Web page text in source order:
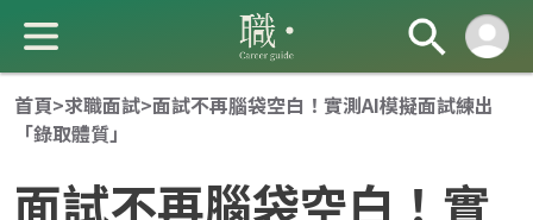
首頁>求職面試>面試不再腦袋空白！實測AI模擬面試練出
「錄取體質」
面試不再腦袋空白！實